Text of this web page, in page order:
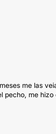
me las
pecho, me